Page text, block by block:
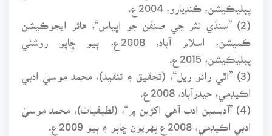
پبليڪيشن، ڪنڊيارو، 2004ع.
(2) ”سنڌي نثر جي صنفن جو اڀياس“، هائر ايجوڪيشن
ڪميشن، اسلام آباد، 2008ع، ٻيو ڇاپو روشني
پبليڪيشن، 2015ع.
(3) ”اٿي رائو ريل“، (تحقيق ۽ تنقيد)، محمد موسيٰ ادبي
اڪيڊمي، حيدرآباد، 2008ع.
(4) ”آديسين ادب آهي اکڙين ۾“، (لطيفيات)، محمد موسيٰ
ادبي اڪيڊمي، 2008ع پهريون ڇاپو ۽ ٻيو 2009ع.